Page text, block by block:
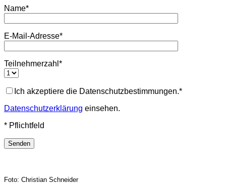
Name*
E-Mail-Adresse*
Teilnehmerzahl*
Ich akzeptiere die Datenschutzbestimmungen.*
Datenschutzerklärung einsehen.
* Pflichtfeld
Foto: Christian Schneider